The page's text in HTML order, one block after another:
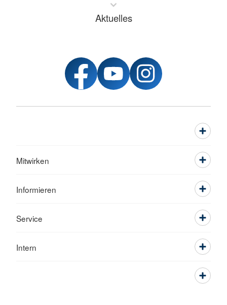
Aktuelles
Mitwirken
Informieren
Service
Intern